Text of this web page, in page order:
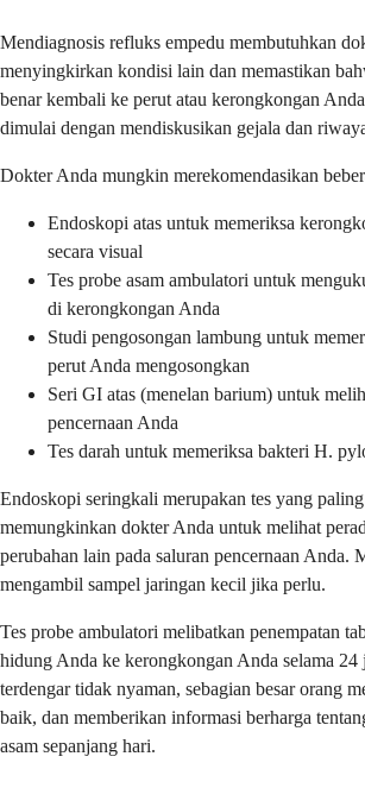
Mendiagnosis refluks empedu membutuhkan
menyingkirkan kondisi lain dan memastikan
benar kembali ke perut atau kerongkongan
dimulai dengan mendiskusikan gejala dan
Dokter Anda mungkin merekomendasikan
Endoskopi atas untuk memeriksa
secara visual
Tes probe asam ambulatori untuk
di kerongkongan Anda
Studi pengosongan lambung untuk
perut Anda mengosongkan
Seri GI atas (menelan barium) untuk
pencernaan Anda
Tes darah untuk memeriksa bakteri H.
Endoskopi seringkali merupakan tes yang
memungkinkan dokter Anda untuk melihat
perubahan lain pada saluran pencernaan Anda.
mengambil sampel jaringan kecil jika perlu.
Tes probe ambulatori melibatkan penempatan
hidung Anda ke kerongkongan Anda selama
terdengar tidak nyaman, sebagian besar orang
baik, dan memberikan informasi berharga
asam sepanjang hari.